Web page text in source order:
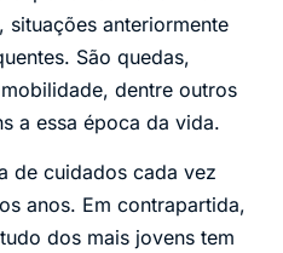
situações anteriormente
São quedas,
dentre outros
a essa época da vida.
de cuidados cada vez
anos. Em contrapartida,
dos mais jovens tem